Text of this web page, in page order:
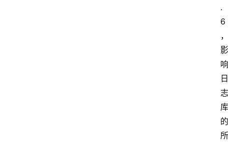
.
6
，
影
响
日
志
库
的
所